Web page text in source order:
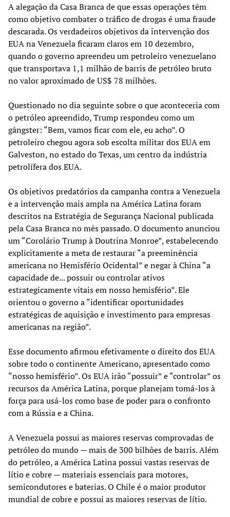
A alegação da Casa Branca de que essas operações têm
como objetivo combater o tráfico de drogas é uma fraude
descarada. Os verdadeiros objetivos da intervenção dos
EUA na Venezuela ficaram claros em 10 dezembro,
quando o governo apreendeu um petroleiro venezuelano
que transportava 1,1 milhão de barris de petróleo bruto
no valor aproximado de US$ 78 milhões.
Questionado no dia seguinte sobre o que aconteceria com
o petróleo apreendido, Trump respondeu como um
gângster: “Bem, vamos ficar com ele, eu acho”. O
petroleiro chegou agora sob escolta militar dos EUA em
Galveston, no estado do Texas, um centro da indústria
petrolífera dos EUA.
Os objetivos predatórios da campanha contra a Venezuela
e a intervenção mais ampla na América Latina foram
descritos na Estratégia de Segurança Nacional publicada
pela Casa Branca no mês passado. O documento anunciou
um “Corolário Trump à Doutrina Monroe”, estabelecendo
explicitamente a meta de restaurar “a preeminência
americana no Hemisfério Ocidental” e negar à China “a
capacidade de... possuir ou controlar ativos
estrategicamente vitais em nosso hemisfério”. Ele
orientou o governo a “identificar oportunidades
estratégicas de aquisição e investimento para empresas
americanas na região”.
Esse documento afirmou efetivamente o direito dos EUA
sobre todo o continente Americano, apresentado como
“nosso hemisfério”. Os EUA irão “possuir” e “controlar” os
recursos da América Latina, porque planejam tomá-los à
força para usá-los como base de poder para o confronto
com a Rússia e a China.
A Venezuela possui as maiores reservas comprovadas de
petróleo do mundo — mais de 300 bilhões de barris. Além
do petróleo, a América Latina possui vastas reservas de
lítio e cobre — materiais essenciais para motores,
semicondutores e baterias. O Chile é o maior produtor
mundial de cobre e possui as maiores reservas de lítio.